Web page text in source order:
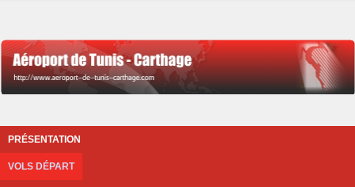
PRÉSENTATION
VOLS DÉPART